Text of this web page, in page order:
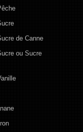
de Canne
ou Sucre